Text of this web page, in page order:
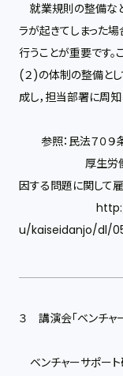
就業規則の整備な
ラが起きてしまった
行うことが重要です
(２)の体制の整備と
成し，担当部署に周知
参照：民法７０９
厚生労働省「
因する問題に関して
http://
u/kaiseidanjo/dl/
３ 講演会「ベンチャ
ベンチャーサポート